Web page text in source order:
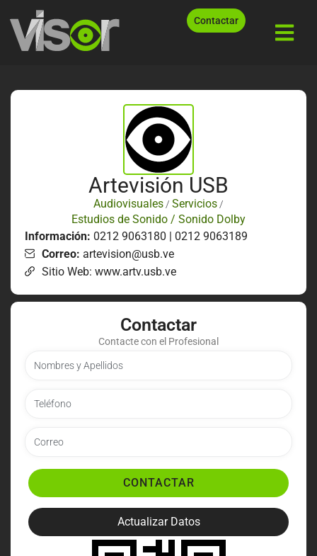
Contactar
Artevisión USB
Audiovisuales / Servicios /
Estudios de Sonido / Sonido Dolby
Información: 0212 9063180 | 0212 9063189
Correo: artevision@usb.ve
Sitio Web: www.artv.usb.ve
Contactar
Contacte con el Profesional
CONTACTAR
Actualizar Datos